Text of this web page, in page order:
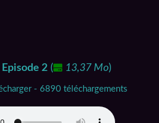
2 ( 13,37 Mo)
- 6890 téléchargements